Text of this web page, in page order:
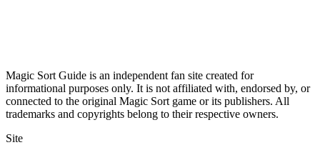
Magic Sort Guide is an independent fan site created for
informational purposes only. It is not affiliated with, endorsed by, or
connected to the original Magic Sort game or its publishers. All
trademarks and copyrights belong to their respective owners.
Site